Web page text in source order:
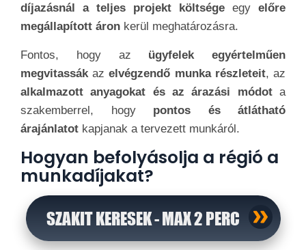
díjazásnál a teljes projekt költsége egy előre
megállapított áron kerül meghatározásra.
Fontos, hogy az ügyfelek egyértelműen
megvitassákaz elvégzendő munka részleteit, az
alkalmazott anyagokat és az árazási módota
szakemberrel, hogypontos és átlátható
árajánlatot kapjanak a tervezett munkáról.
Hogyan befolyásolja a régió a
munkadíjakat?
SZAKIT KERESEK - MAX 2 PERC